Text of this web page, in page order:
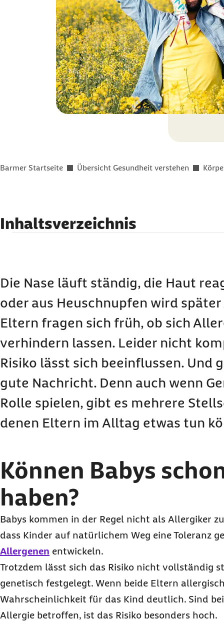
Sie befinden sich hier:
Barmer Startseite Übersicht Gesundheit verstehen
Inhaltsverzeichnis
Schützt Muttermilch vor Allergien?
Macht zu viel Hygiene Kinder anfälliger?
So können Eltern ihr Kind vor Allergien
Was Eltern nicht tun müssen
Häufige Fragen und Antworten zur
Die Nase läuft ständig, die Haut
oder aus Heuschnupfen wird
Eltern fragen sich früh, ob sich
verhindern lassen. Leider nicht
Risiko lässt sich beeinflussen. Und
gute Nachricht. Denn auch wenn
Rolle spielen, gibt es mehrere
denen Eltern im Alltag etwas tun
Können Babys
haben?
Babys kommen in der Regel nicht als Allergiker
dass Kinder auf natürlichem Weg eine Toleranz
Allergenen entwickeln.
Trotzdem lässt sich das Risiko nicht vollständig
genetisch festgelegt. Wenn beide Eltern
Wahrscheinlichkeit für das Kind deutlich. Sind
Allergie betroffen, ist das Risiko besonders hoch.